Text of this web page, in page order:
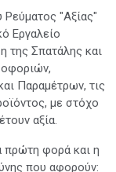
Ρεύματος "Αξίας"
Εργαλείο
της Σπατάλης και
Παραμέτρων, τις
με στόχο
αξία.
πρώτη φορά και η
που αφορούν: